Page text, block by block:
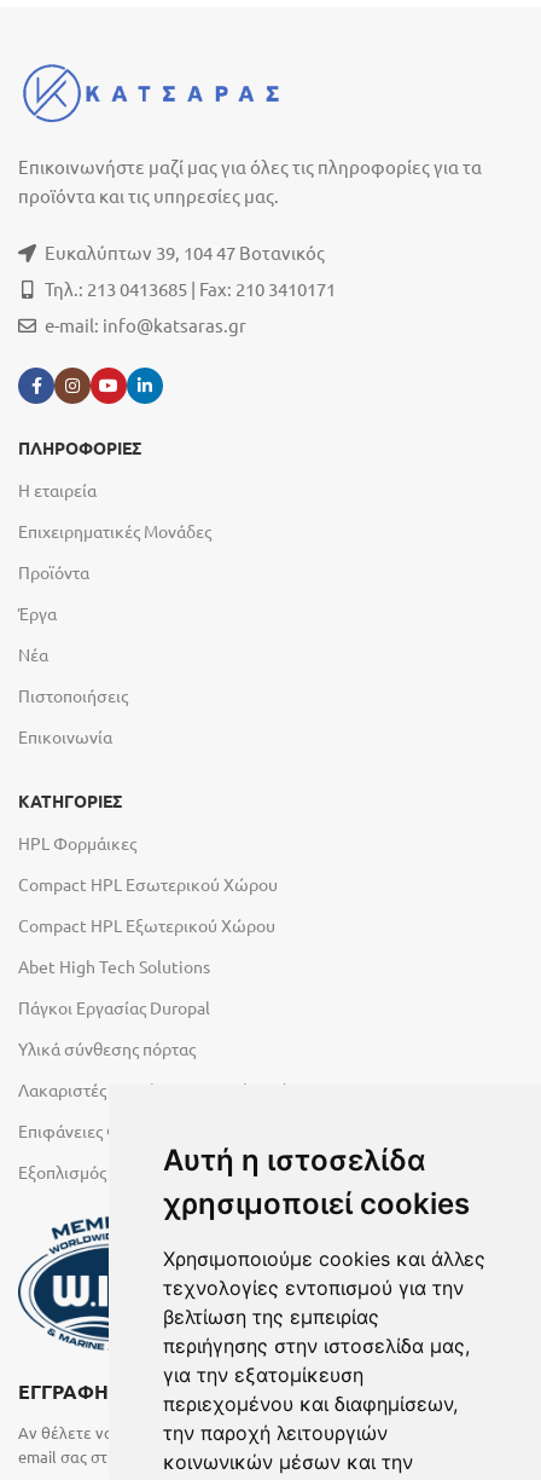
Αυτή η ιστοσελίδα
χρησιμοποιεί cookies
Χρησιμοποιούμε cookies και άλλες
τεχνολογίες εντοπισμού για την
βελτίωση της εμπειρίας
περιήγησης στην ιστοσελίδα μας,
για την εξατομίκευση
περιεχομένου και διαφημίσεων,
την παροχή λειτουργιών
κοινωνικών μέσων και την
Επικοινωνήστε μαζί μας για όλες τις πληροφορίες για τα
προϊόντα και τις υπηρεσίες μας.
Ευκαλύπτων 39, 104 47 Βοτανικός
Τηλ.: 213 0413685 | Fax: 210 3410171
e-mail: info@katsaras.gr
ΠΛΗΡΟΦΟΡΙΕΣ
Η εταιρεία
Επιχειρηματικές Μονάδες
Προϊόντα
Έργα
Νέα
Πιστοποιήσεις
Επικοινωνία
ΚΑΤΗΓΟΡΙΕΣ
HPL Φορμάικες
Compact HPL Εσωτερικού Χώρου
Compact HPL Εξωτερικού Χώρου
Abet High Tech Solutions
Πάγκοι Εργασίας Duropal
Υλικά σύνθεσης πόρτας
Λακαριστές επιφάνειες Primeboard
Επιφάνειες Φυσικών Πετρωμάτων
Εξοπλισμός Υγρών Χώρων
ΕΓΓΡΑΦΗ ΣΤΟ NEWSLETTER
Αν θέλετε να λαμβάνετε ενημερωτικά email συμπληρώστε το
email σας στην παρακάτω φόρμα